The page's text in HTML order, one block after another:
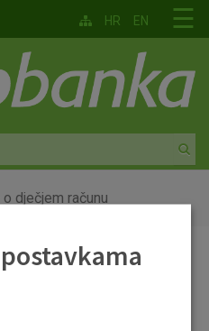
☰
HR EN
dječjem računu
o